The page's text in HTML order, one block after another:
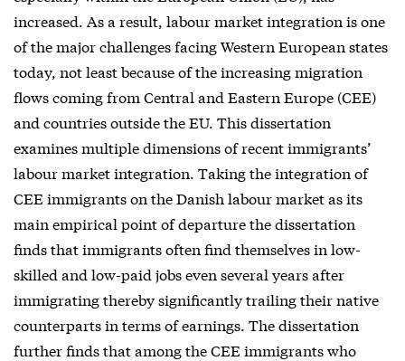
increased. As a result, labour market integration is one
of the major challenges facing Western European states
today, not least because of the increasing migration
flows coming from Central and Eastern Europe (CEE)
and countries outside the EU. This dissertation
examines multiple dimensions of recent immigrants’
labour market integration. Taking the integration of
CEE immigrants on the Danish labour market as its
main empirical point of departure the dissertation
finds that immigrants often find themselves in low-
skilled and low-paid jobs even several years after
immigrating thereby significantly trailing their native
counterparts in terms of earnings. The dissertation
further finds that among the CEE immigrants who